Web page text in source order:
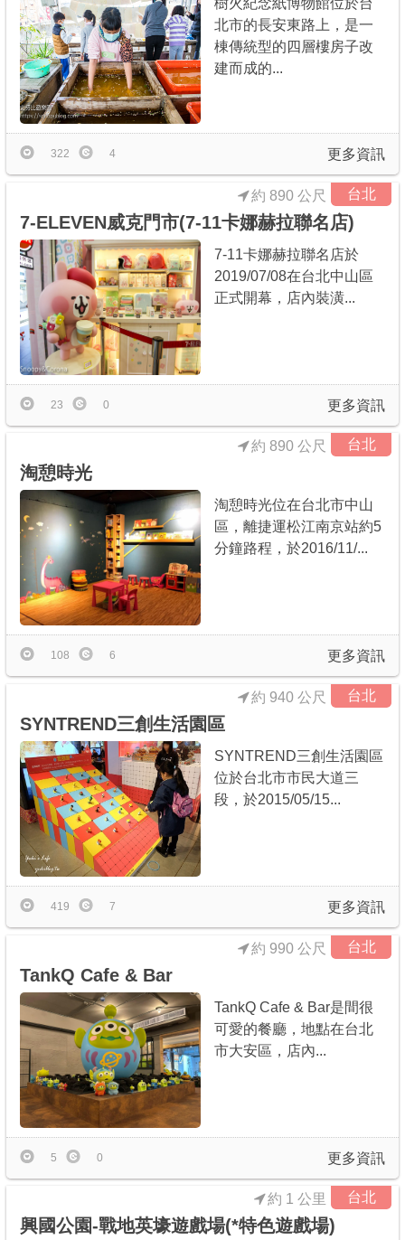
樹火紀念紙博物館位於台
北市的長安東路上，是一
棟傳統型的四層樓房子改
建而成的...
更多資訊
322 4
台北
約 890 公尺
7-ELEVEN威克門市(7-11卡娜赫拉聯名店)
7-11卡娜赫拉聯名店於
2019/07/08在台北中山區
正式開幕，店內裝潢...
更多資訊
23 0
台北
約 890 公尺
淘憩時光
淘憩時光位在台北市中山
區，離捷運松江南京站約5
分鐘路程，於2016/11/...
更多資訊
108 6
台北
約 940 公尺
SYNTREND三創生活園區
SYNTREND三創生活園區
位於台北市市民大道三
段，於2015/05/15...
更多資訊
419 7
台北
約 990 公尺
TankQ Cafe & Bar
TankQ Cafe & Bar是間很
可愛的餐廳，地點在台北
市大安區，店內...
更多資訊
5 0
台北
約 1 公里
興國公園-戰地英壕遊戲場(*特色遊戲場)